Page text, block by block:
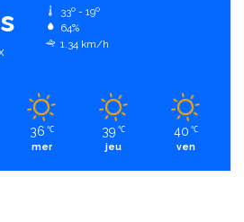
33º - 19º
64%
1.34 km/h
36 ℃
mer
39 ℃
jeu
40 ℃
ven